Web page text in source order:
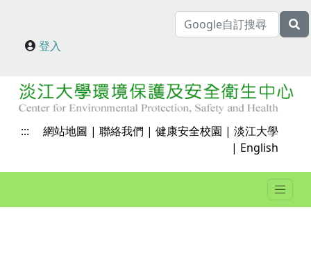
登入
::: 網站地圖 |聯絡我們 |健康安全校園 |淡江大學
| English